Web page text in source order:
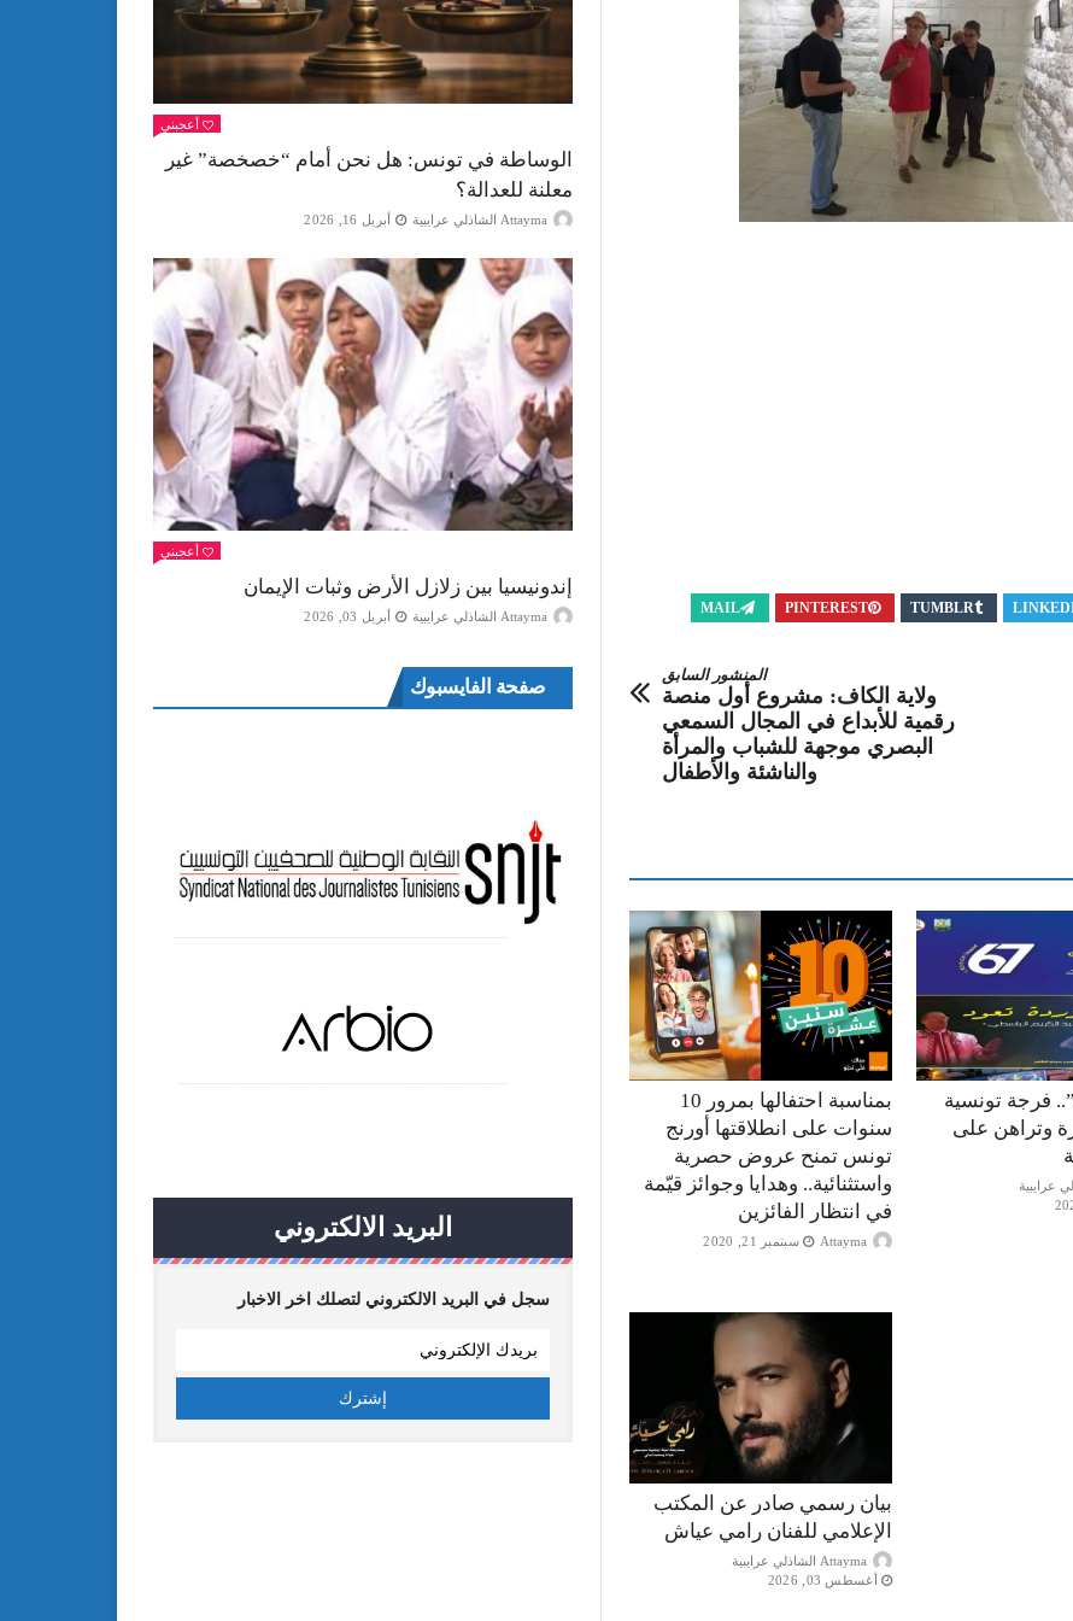
TUMBLR
PINTEREST
MAIL
المنشور السابق
ولاية الكاف: مشروع أول منصة
رقمية للأبداع في المجال السمعي
البصري موجهة للشباب والمرأة
والناشئة والأطفال
بمناسبة احتفالها بمرور 10
سنوات على انطلاقتها أورنج
تونس تمنح عروض حصرية
واستثنائية.. وهدايا وجوائز قيّمة
في انتظار الفائزين
Attayma سبتمبر 21, 2020
فرجة تونسية
وتراهن على
بيان رسمي صادر عن المكتب
الإعلامي للفنان رامي عياش
Attayma الشاذلي عرايبية
أغسطس 03, 2026
أعجبني
الوساطة في تونس: هل نحن أمام “خصخصة” غير
معلنة للعدالة؟
Attayma الشاذلي عرايبية أبريل 16, 2026
أعجبني
إندونيسيا بين زلازل الأرض وثبات الإيمان
Attayma الشاذلي عرايبية أبريل 03, 2026
صفحة الفايسبوك
البريد الالكتروني
سجل في البريد الالكتروني لتصلك اخر الاخبار